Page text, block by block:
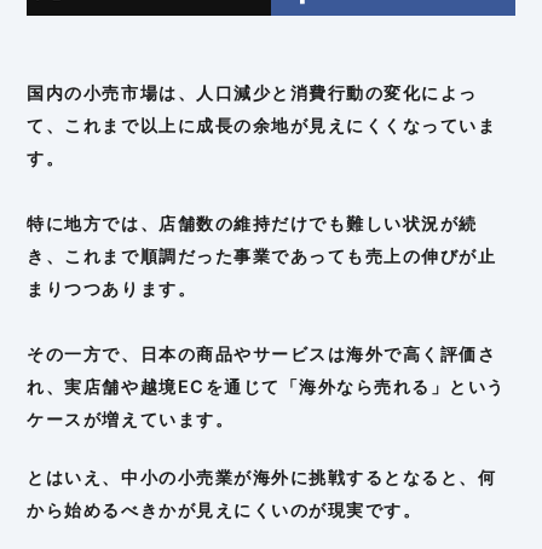
国内の小売市場は、人口減少と消費行動の変化によっ
て、これまで以上に成長の余地が見えにくくなっていま
す。
特に地方では、店舗数の維持だけでも難しい状況が続
き、これまで順調だった事業であっても売上の伸びが止
まりつつあります。
その一方で、日本の商品やサービスは海外で高く評価さ
れ、実店舗や越境ECを通じて「海外なら売れる」という
ケースが増えています。
とはいえ、中小の小売業が海外に挑戦するとなると、何
から始めるべきかが見えにくいのが現実です。